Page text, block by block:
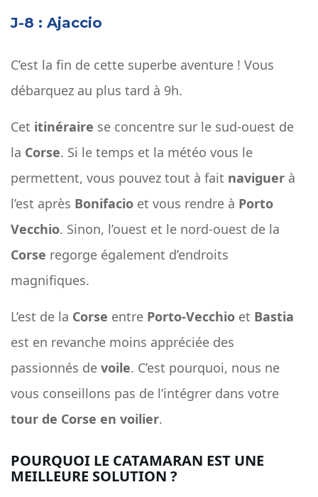
J-8 : Ajaccio
C’est la fin de cette superbe aventure ! Vous
débarquez au plus tard à 9h.
Cet itinéraire se concentre sur le sud-ouest de
la Corse. Si le temps et la météo vous le
permettent, vous pouvez tout à fait naviguer à
l’est après Bonifacio et vous rendre à Porto
Vecchio. Sinon, l’ouest et le nord-ouest de la
Corse regorge également d’endroits
magnifiques.
L’est de la Corse entre Porto-Vecchio et Bastia
est en revanche moins appréciée des
passionnés de voile. C’est pourquoi, nous ne
vous conseillons pas de l’intégrer dans votre
tour de Corse en voilier.
POURQUOI LE CATAMARAN EST UNE
MEILLEURE SOLUTION ?